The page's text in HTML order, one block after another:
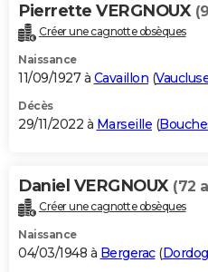
Pierrette VERGNOUX
Créer une cagnotte obsèques
Naissance
11/09/1927 à Cavaillon (
Décès
29/11/2022 à Marseille (
Daniel VERGNOUX (72
Créer une cagnotte obsèques
Naissance
04/03/1948 à Bergerac(